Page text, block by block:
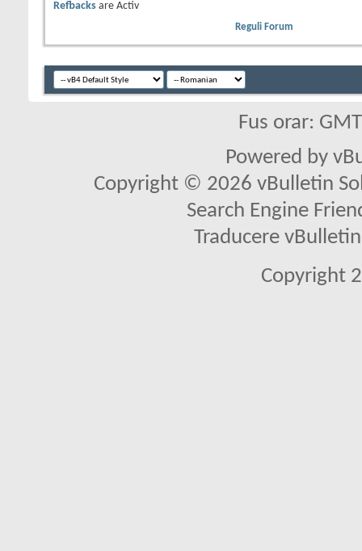
Refbacks are Activ
Reguli Forum
Fus orar:
Powered by
Copyright © 2026 vBulletin
Search Engine
Traducere
Copyright